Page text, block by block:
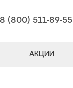
8 (800) 511-89-55
АКЦИИ